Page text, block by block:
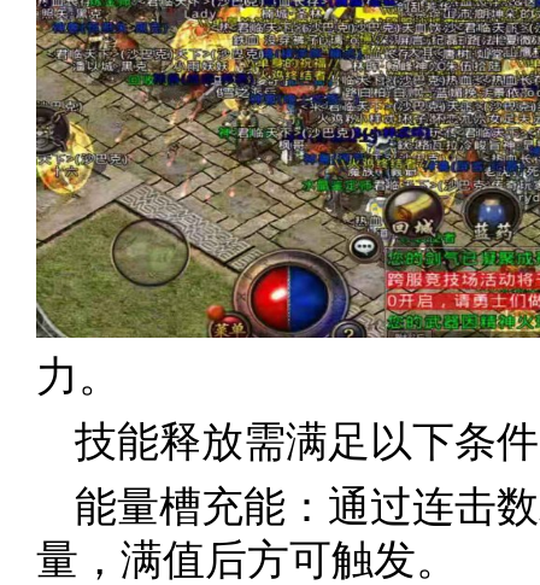
力。
技能释放需满足以下条
能量槽充能：通过连击
量，满值后方可触发。